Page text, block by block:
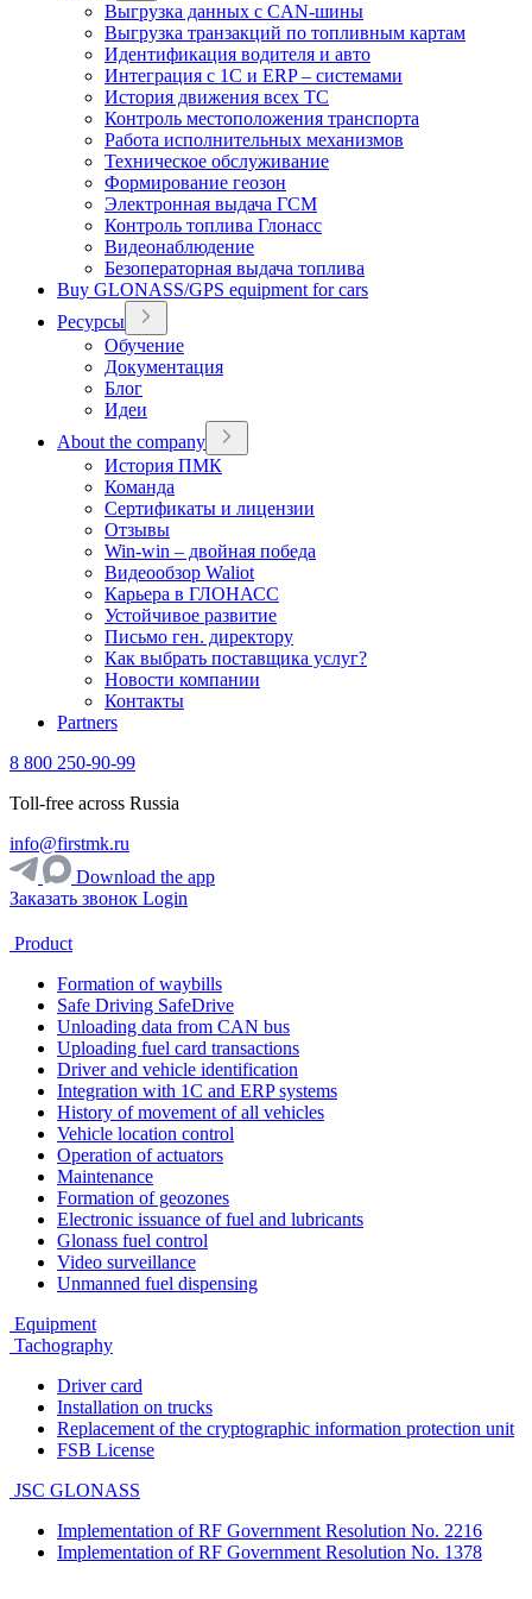
Выгрузка данных с CAN-шины
Выгрузка транзакций по топливным картам
Идентификация водителя и авто
Интеграция с 1С и ERP – системами
История движения всех ТС
Контроль местоположения транспорта
Работа исполнительных механизмов
Техническое обслуживание
Формирование геозон
Электронная выдача ГСМ
Контроль топлива Глонасс
Видеонаблюдение
Безоператорная выдача топлива
Buy GLONASS/GPS equipment for cars
Ресурсы
Обучение
Документация
Блог
Идеи
About the company
История ПМК
Команда
Сертификаты и лицензии
Отзывы
Win-win – двойная победа
Видеообзор Waliot
Карьера в ГЛОНАСС
Устойчивое развитие
Письмо ген. директору
Как выбрать поставщика услуг?
Новости компании
Контакты
Partners
8 800 250-90-99
Toll-free across Russia
info@firstmk.ru
Download the app
Заказать звонок Login
Product
Formation of waybills
Safe Driving SafeDrive
Unloading data from CAN bus
Uploading fuel card transactions
Driver and vehicle identification
Integration with 1C and ERP systems
History of movement of all vehicles
Vehicle location control
Operation of actuators
Maintenance
Formation of geozones
Electronic issuance of fuel and lubricants
Glonass fuel control
Video surveillance
Unmanned fuel dispensing
Equipment
Tachography
Driver card
Installation on trucks
Replacement of the cryptographic information protection unit
FSB License
JSC GLONASS
Implementation of RF Government Resolution No. 2216
Implementation of RF Government Resolution No. 1378